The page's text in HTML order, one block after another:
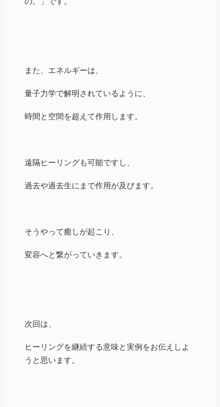
また、エネルギーは、
量子力学で解明されているように、
時間と空間を超えて作用します。
遠隔ヒーリングも可能ですし、
過去や過去生にまで作用が及びます。
そうやって癒しが起こり、
変容へと繋がっていきます。
次回は、
ヒーリングを継続する意味と実例をお伝えしよ
うと思います。